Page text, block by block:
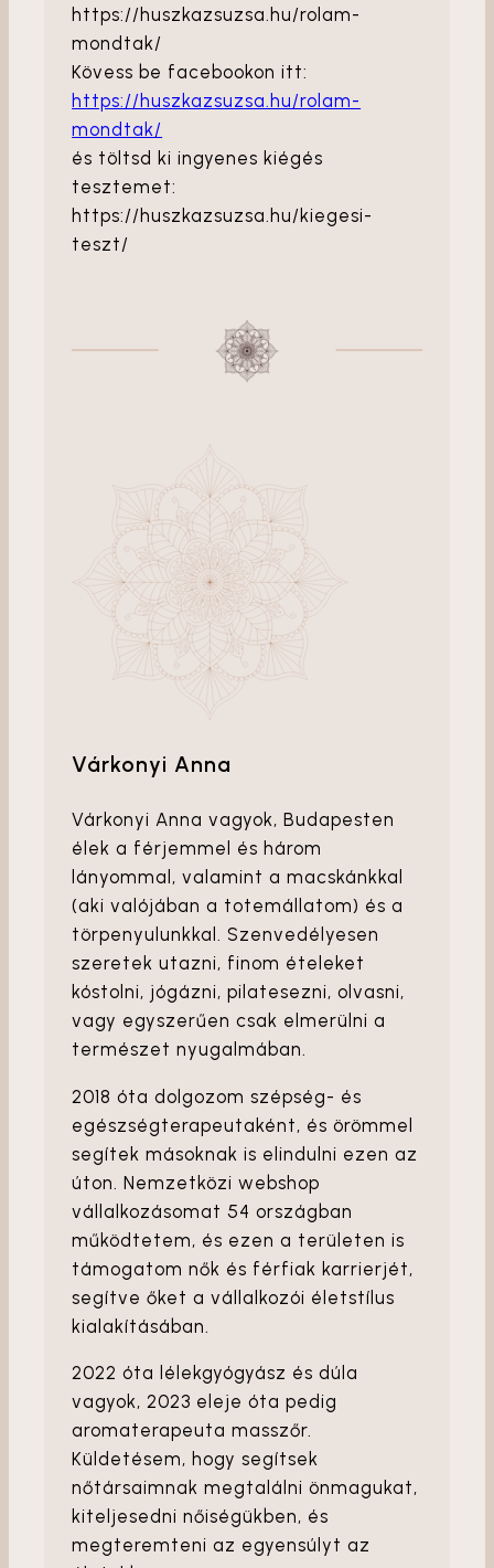
https://huszkazsuzsa.hu/rolam-
mondtak/
Kövess be facebookon itt:
https://huszkazsuzsa.hu/rolam-
mondtak/
és töltsd ki ingyenes kiégés
tesztemet:
https://huszkazsuzsa.hu/kiegesi-
teszt/
Várkonyi Anna
Várkonyi Anna vagyok, Budapesten
élek a férjemmel és három
lányommal, valamint a macskánkkal
(aki valójában a totemállatom) és a
törpenyulunkkal. Szenvedélyesen
szeretek utazni, finom ételeket
kóstolni, jógázni, pilatesezni, olvasni,
vagy egyszerűen csak elmerülni a
természet nyugalmában.
2018 óta dolgozom szépség- és
egészségterapeutaként, és örömmel
segítek másoknak is elindulni ezen az
úton. Nemzetközi webshop
vállalkozásomat 54 országban
működtetem, és ezen a területen is
támogatom nők és férfiak karrierjét,
segítve őket a vállalkozói életstílus
kialakításában.
2022 óta lélekgyógyász és dúla
vagyok, 2023 eleje óta pedig
aromaterapeuta masszőr.
Küldetésem, hogy segítsek
nőtársaimnak megtalálni önmagukat,
kiteljesedni nőiségükben, és
megteremteni az egyensúlyt az